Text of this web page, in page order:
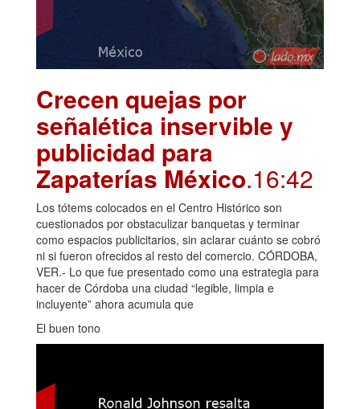
Crecen quejas por
señalética inservible y
publicidad para
Zapaterías México.16:42
Los tótems colocados en el Centro Histórico son
cuestionados por obstaculizar banquetas y terminar
como espacios publicitarios, sin aclarar cuánto se cobró
ni si fueron ofrecidos al resto del comercio. CÓRDOBA,
VER.- Lo que fue presentado como una estrategia para
hacer de Córdoba una ciudad “legible, limpia e
incluyente” ahora acumula que
El buen tono